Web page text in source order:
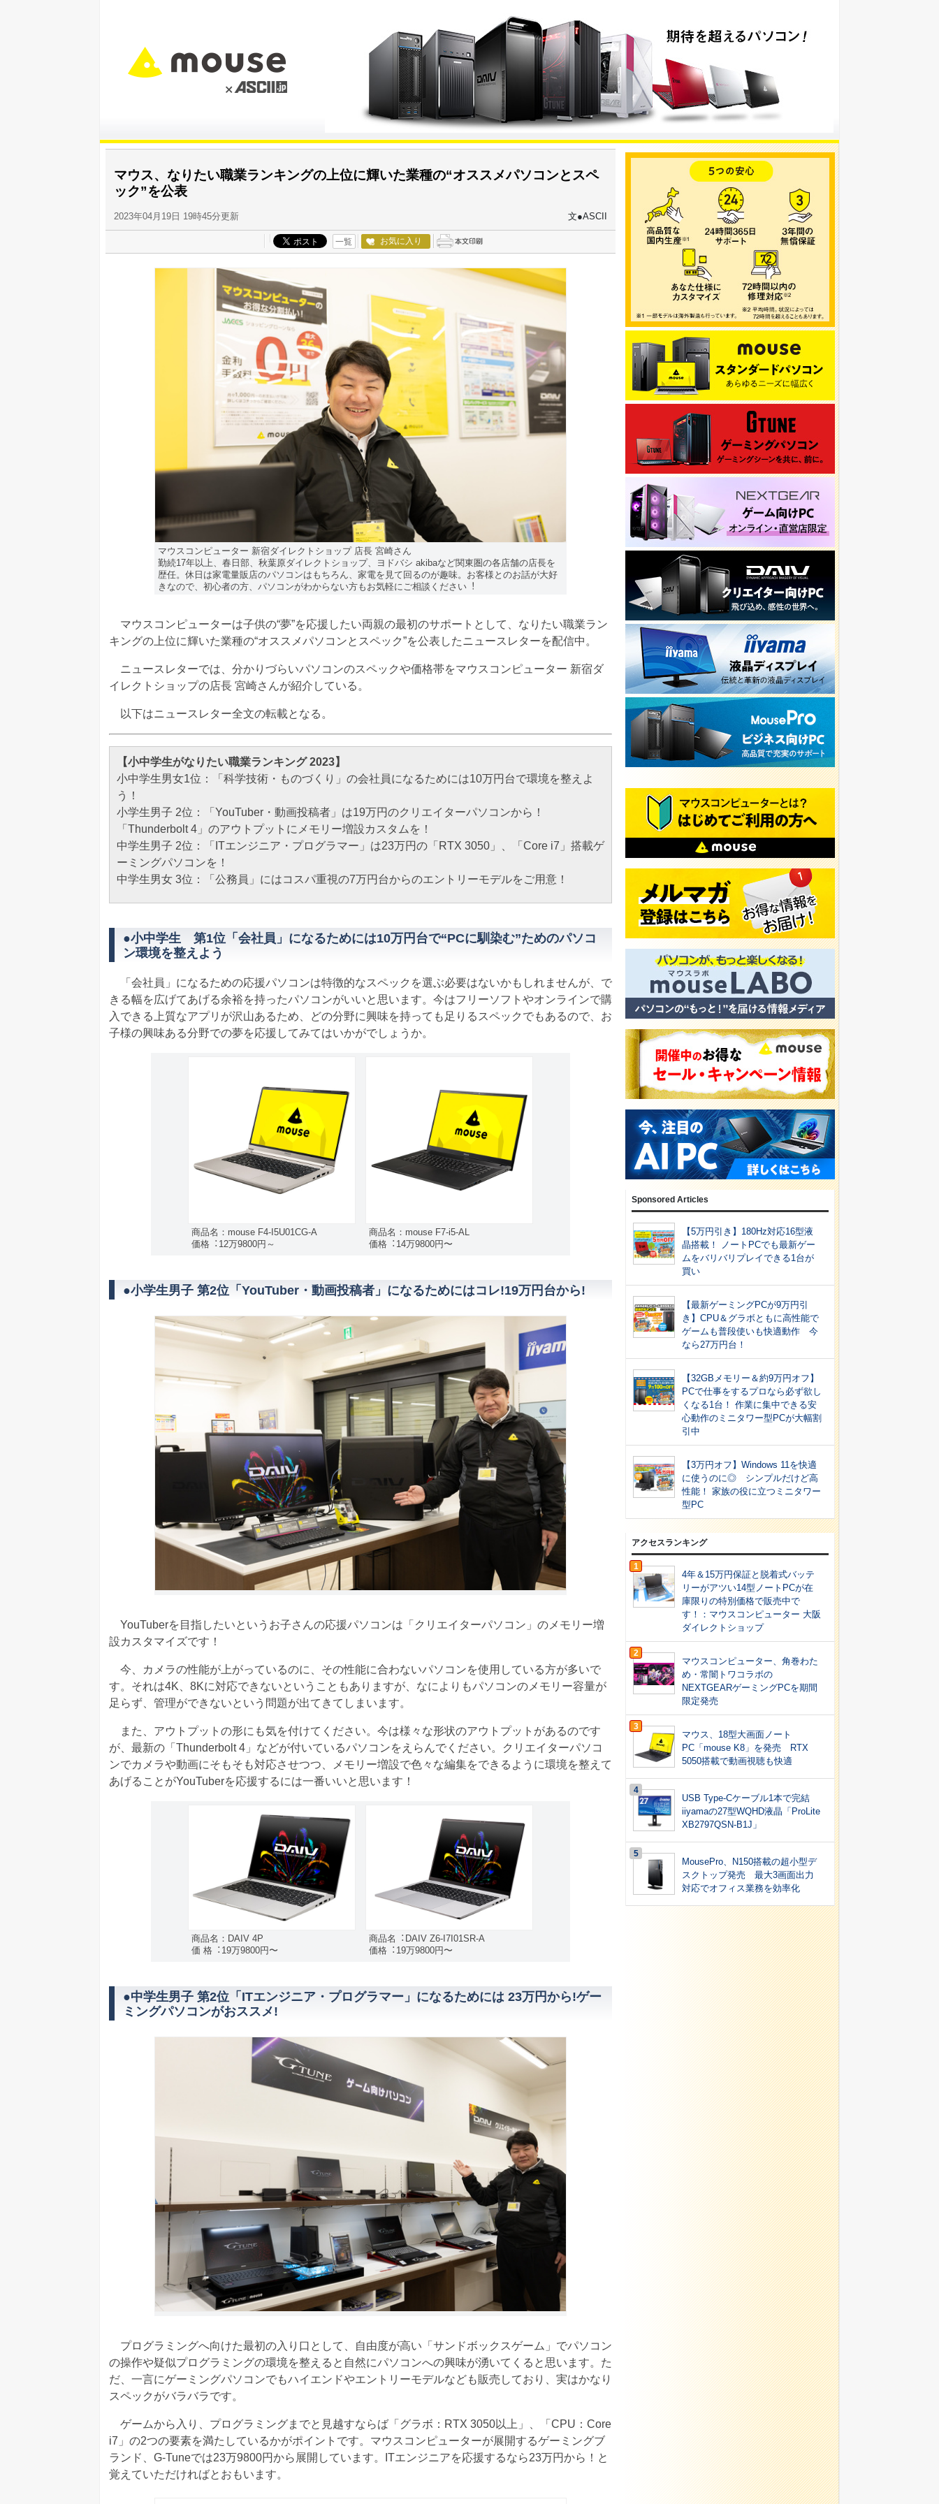
マウス、なりたい職業ランキングの上位に輝いた業種の“オススメパソコンとスペ
ック”を公表
2023年04月19日 19時45分更新 文●ASCII
一覧 お気に入り
マウスコンピューター 新宿ダイレクトショップ 店⻑ 宮崎さん
勤続17年以上、春⽇部、秋葉原ダイレクトショップ、ヨドバシ akibaなど関東圏の各店舗の店⻑を
歴任。休⽇は家電量販店のパソコンはもちろん、家電を⾒て回るのが趣味。お客様とのお話が⼤好
きなので、初⼼者の⽅、パソコンがわからない⽅もお気軽にご相談ください︕
マウスコンピューターは子供の“夢”を応援したい両親の最初のサポートとして、なりたい職業ラン
キングの上位に輝いた業種の“オススメパソコンとスペック”を公表したニュースレターを配信中。
ニュースレターでは、分かりづらいパソコンのスペックや価格帯をマウスコンピューター 新宿ダ
イレクトショップの店⻑ 宮崎さんが紹介している。
以下はニュースレター全文の転載となる。
【小中学生がなりたい職業ランキング 2023】
小中学生男女1位：「科学技術・ものづくり」の会社員になるためには10万円台で環境を整えよ
う！
小学生男子 2位：「YouTuber・動画投稿者」は19万円のクリエイターパソコンから！
「Thunderbolt 4」のアウトプットにメモリー増設カスタムを！
中学生男子 2位：「ITエンジニア・プログラマー」は23万円の「RTX 3050」、「Core i7」搭載ゲ
ーミングパソコンを！
中学生男女 3位：「公務員」にはコスパ重視の7万円台からのエントリーモデルをご用意！
●小中学生 第1位「会社員」になるためには10万円台で“PCに馴染む”ためのパソコ
ン環境を整えよう
「会社員」になるための応援パソコンは特徴的なスペックを選ぶ必要はないかもしれませんが、で
きる幅を広げてあげる余裕を持ったパソコンがいいと思います。今はフリーソフトやオンラインで購
入できる上質なアプリが沢山あるため、どの分野に興味を持っても足りるスペックでもあるので、お
子様の興味ある分野での夢を応援してみてはいかがでしょうか。
商品名：mouse F4-I5U01CG-A
価格︓12万9800円～
商品名：mouse F7-i5-AL
価格︓14万9800円〜
●小学生男子 第2位「YouTuber・動画投稿者」になるためにはコレ!19万円台から!
YouTuberを目指したいというお子さんの応援パソコンは「クリエイターパソコン」のメモリー増
設カスタマイズです！
今、カメラの性能が上がっているのに、その性能に合わないパソコンを使用している方が多いで
す。それは4K、8Kに対応できないということもありますが、なによりもパソコンのメモリー容量が
足らず、管理ができないという問題が出てきてしまいます。
また、アウトプットの形にも気を付けてください。今は様々な形状のアウトプットがあるのです
が、最新の「Thunderbolt 4」などが付いているパソコンをえらんでください。クリエイターパソコ
ンでカメラや動画にそもそも対応させつつ、メモリー増設で色々な編集をできるように環境を整えて
あげることがYouTuberを応援するには一番いいと思います！
商品名：DAIV 4P
価 格︓19万9800円〜
商品名︓DAIV Z6-I7I01SR-A
価格︓19万9800円〜
●中学生男子 第2位「ITエンジニア・プログラマー」になるためには 23万円から!ゲー
ミングパソコンがおススメ!
プログラミングへ向けた最初の入り口として、自由度が高い「サンドボックスゲーム」でパソコン
の操作や疑似プログラミングの環境を整えると自然にパソコンへの興味が湧いてくると思います。た
だ、一言にゲーミングパソコンでもハイエンドやエントリーモデルなども販売しており、実はかなり
スペックがバラバラです。
ゲームから入り、プログラミングまでと見越すならば「グラボ：RTX 3050以上」、「CPU：Core
i7」の2つの要素を満たしているかがポイントです。マウスコンピューターが展開するゲーミングブ
ランド、G-Tuneでは23万9800円から展開しています。ITエンジニアを応援するなら23万円から！と
覚えていただければとおもいます。
Sponsored Articles
【5万円引き】180Hz対応16型液
晶搭載！ ノートPCでも最新ゲー
ムをバリバリプレイできる1台が
買い
【最新ゲーミングPCが9万円引
き】CPU＆グラボともに高性能で
ゲームも普段使いも快適動作 今
なら27万円台！
【32GBメモリー＆約9万円オフ】
PCで仕事をするプロなら必ず欲し
くなる1台！ 作業に集中できる安
心動作のミニタワー型PCが大幅割
引中
【3万円オフ】Windows 11を快適
に使うのに◎ シンプルだけど高
性能！ 家族の役に立つミニタワー
型PC
アクセスランキング
1
4年＆15万円保証と脱着式バッテ
リーがアツい14型ノートPCが在
庫限りの特別価格で販売中で
す！：マウスコンピューター 大阪
ダイレクトショップ
2
マウスコンピューター、角巻わた
め・常闇トワコラボの
NEXTGEARゲーミングPCを期間
限定発売
3
マウス、18型大画面ノート
PC「mouse K8」を発売 RTX
5050搭載で動画視聴も快適
4
USB Type-Cケーブル1本で完結
iiyamaの27型WQHD液晶「ProLite
XB2797QSN-B1J」
5
MousePro、N150搭載の超小型デ
スクトップ発売 最大3画面出力
対応でオフィス業務を効率化